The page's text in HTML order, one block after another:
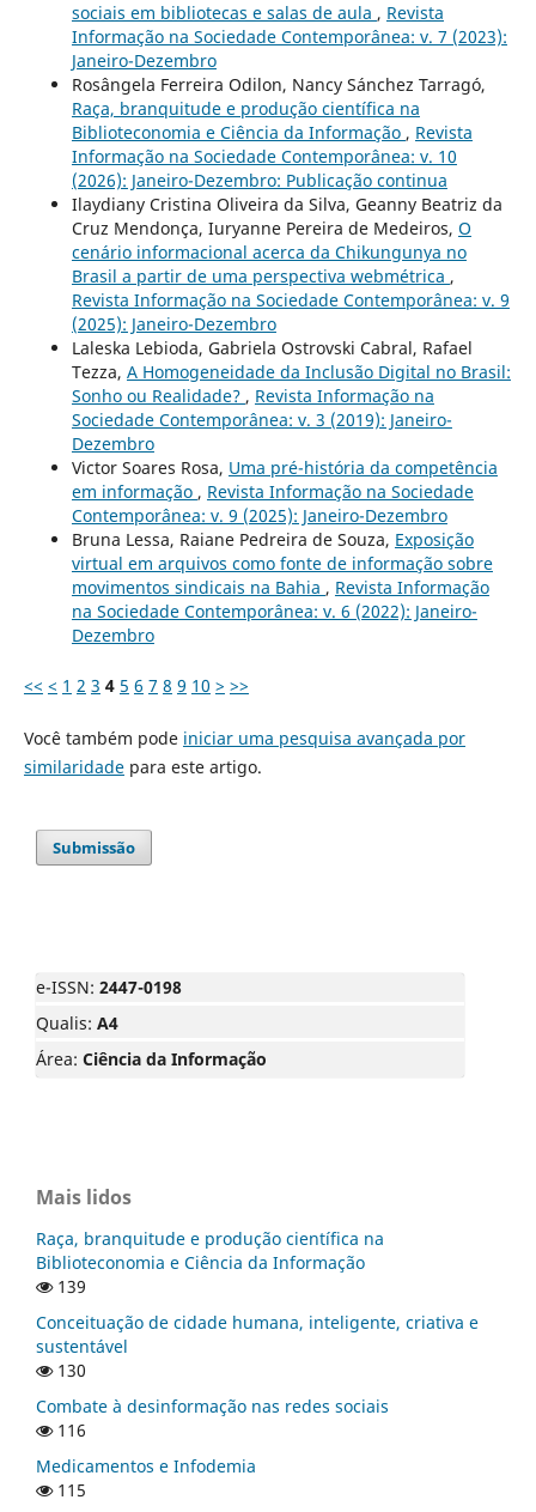
sociais em bibliotecas e salas de aula , Revista
Informação na Sociedade Contemporânea: v. 7 (2023):
Janeiro-Dezembro
Rosângela Ferreira Odilon, Nancy Sánchez Tarragó,
Raça, branquitude e produção científica na
Biblioteconomia e Ciência da Informação , Revista
Informação na Sociedade Contemporânea: v. 10
(2026): Janeiro-Dezembro: Publicação continua
Ilaydiany Cristina Oliveira da Silva, Geanny Beatriz da
Cruz Mendonça, Iuryanne Pereira de Medeiros, O
cenário informacional acerca da Chikungunya no
Brasil a partir de uma perspectiva webmétrica ,
Revista Informação na Sociedade Contemporânea: v. 9
(2025): Janeiro-Dezembro
Laleska Lebioda, Gabriela Ostrovski Cabral, Rafael
Tezza, A Homogeneidade da Inclusão Digital no Brasil:
Sonho ou Realidade? , Revista Informação na
Sociedade Contemporânea: v. 3 (2019): Janeiro-
Dezembro
Victor Soares Rosa, Uma pré-história da competência
em informação , Revista Informação na Sociedade
Contemporânea: v. 9 (2025): Janeiro-Dezembro
Bruna Lessa, Raiane Pedreira de Souza, Exposição
virtual em arquivos como fonte de informação sobre
movimentos sindicais na Bahia , Revista Informação
na Sociedade Contemporânea: v. 6 (2022): Janeiro-
Dezembro
<< < 1 2 3 4 5 6 7 8 9 10 > >>
Você também pode iniciar uma pesquisa avançada por
similaridadepara este artigo.
Submissão
e-ISSN: 2447-0198
Qualis: A4
Área: Ciência da Informação
Mais lidos
Raça, branquitude e produção científica na
Biblioteconomia e Ciência da Informação
139
Conceituação de cidade humana, inteligente, criativa e
sustentável
130
Combate à desinformação nas redes sociais
116
Medicamentos e Infodemia
115